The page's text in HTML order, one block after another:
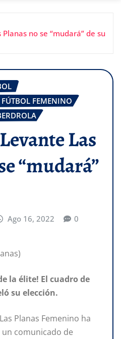
no se “mudará” de su
FÚTBOL FEMENINO
Las
“mudará”
Ago 16, 2022 0
la élite! El cuadro de
su elección.
Planas Femenino ha
comunicado de